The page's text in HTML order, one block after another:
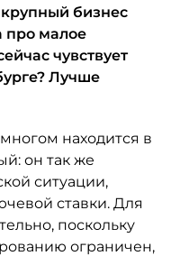
бизнес
про малое
чувствует
Лучше
находится в
он так же
ситуации,
ставки. Для
поскольку
ограничен,